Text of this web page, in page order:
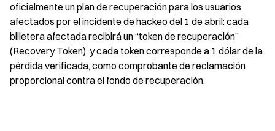
oficialmente un plan de recuperación para los usuarios
afectados por el incidente de hackeo del 1 de abril: cada
billetera afectada recibirá un “token de recuperación”
(Recovery Token), y cada token corresponde a 1 dólar de la
pérdida verificada, como comprobante de reclamación
proporcional contra el fondo de recuperación.